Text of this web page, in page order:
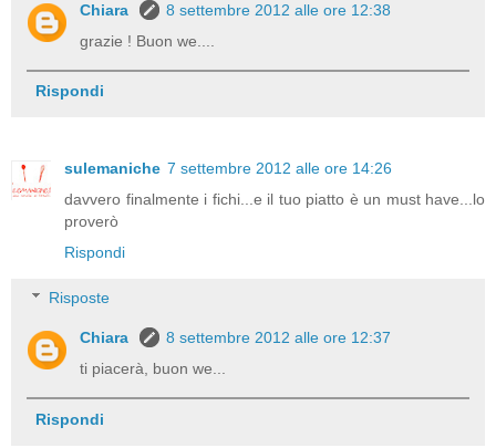
Chiara
8 settembre 2012 alle ore 12:38
grazie ! Buon we....
Rispondi
sulemaniche 7 settembre 2012 alle ore 14:26
davvero finalmente i fichi...e il tuo piatto è un must have...lo
proverò
Rispondi
Risposte
Chiara
8 settembre 2012 alle ore 12:37
ti piacerà, buon we...
Rispondi